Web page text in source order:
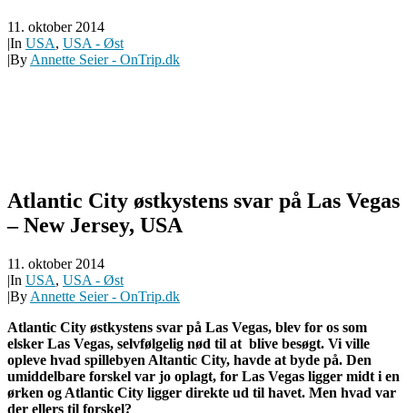
11. oktober 2014
|In USA, USA - Øst
|By Annette Seier - OnTrip.dk
Atlantic City østkystens svar på Las Vegas
– New Jersey, USA
11. oktober 2014
|In USA, USA - Øst
|By Annette Seier - OnTrip.dk
Atlantic City østkystens svar på Las Vegas, blev for os som
elsker Las Vegas, selvfølgelig nød til at blive besøgt. Vi ville
opleve hvad spillebyen Altantic City, havde at byde på. Den
umiddelbare forskel var jo oplagt, for Las Vegas ligger midt i en
ørken og Atlantic City ligger direkte ud til havet. Men hvad var
der ellers til forskel?